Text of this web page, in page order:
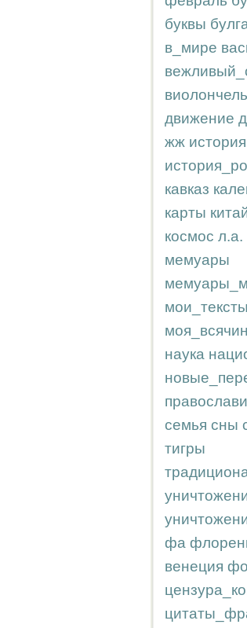
буквы
в_мире
виолончель
движение
жж история
кавказ
карты
космос л.а.
мемуары
мои_тексты
наука
семья сны
тигры
фа
венеция